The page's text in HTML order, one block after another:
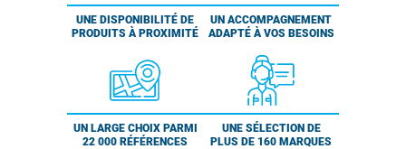
UNE DISPONIBILITÉ DE
PRODUITS À PROXIMITÉ
UN ACCOMPAGNEMENT
ADAPTÉ À VOS BESOINS
UN LARGE CHOIX PARMI
22 000 RÉFÉRENCES
UNE SÉLECTION DE
PLUS DE 160 MARQUES